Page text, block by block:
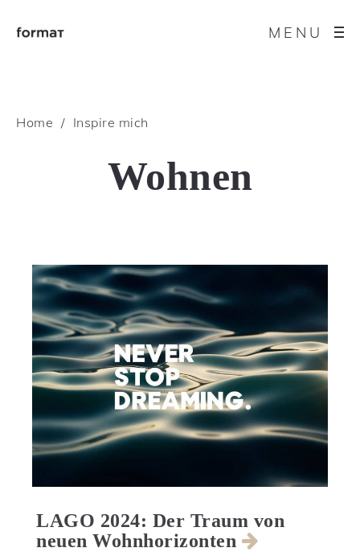
MENU
Home Inspire mich
Wohnen
LAGO 2024: Der Traum von
neuen Wohnhorizonten